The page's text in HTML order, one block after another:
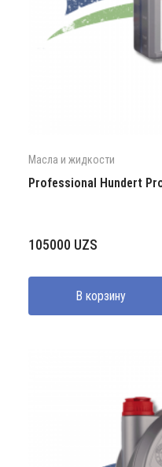
Масла и жидкости
Professional Hundert
105000 UZS
В корзину